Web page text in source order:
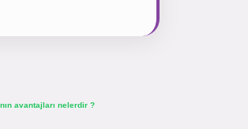
avantajları nelerdir ?